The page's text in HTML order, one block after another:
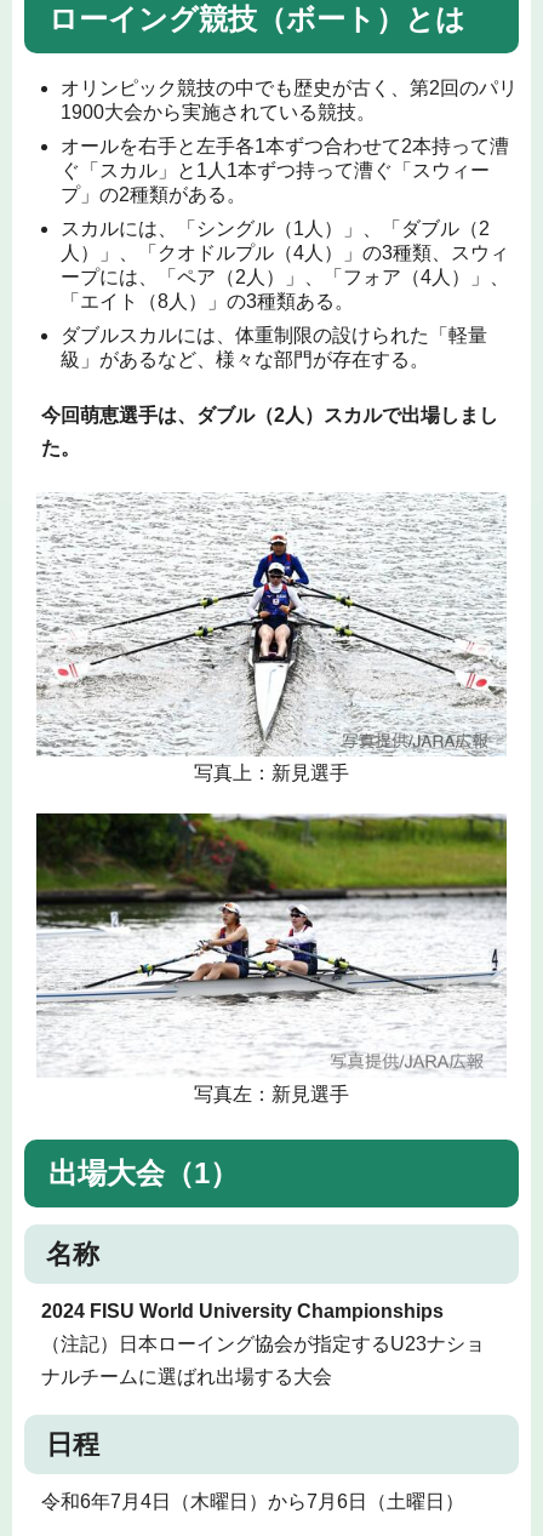
ローイング競技（ボート）とは
オリンピック競技の中でも歴史が古く、第2回のパリ
1900大会から実施されている競技。
オールを右手と左手各1本ずつ合わせて2本持って漕
ぐ「スカル」と1人1本ずつ持って漕ぐ「スウィー
プ」の2種類がある。
スカルには、「シングル（1人）」、「ダブル（2
人）」、「クオドルプル（4人）」の3種類、スウィ
ープには、「ペア（2人）」、「フォア（4人）」、
「エイト（8人）」の3種類ある。
ダブルスカルには、体重制限の設けられた「軽量
級」があるなど、様々な部門が存在する。
今回萌恵選手は、ダブル（2人）スカルで出場しまし
た。
写真上：新見選手
写真左：新見選手
出場大会（1）
名称
2024 FISU World University Championships
（注記）日本ローイング協会が指定するU23ナショ
ナルチームに選ばれ出場する大会
日程
令和6年7月4日（木曜日）から7月6日（土曜日）